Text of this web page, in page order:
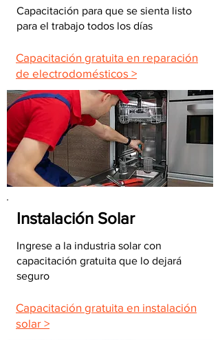
Capacitación para que se sienta listo
para el trabajo todos los días
Capacitación gratuita en reparación
de electrodomésticos >
Instalación Solar
Ingrese a la industria solar con
capacitación gratuita que lo dejará
seguro
Capacitación gratuita en instalación
solar >